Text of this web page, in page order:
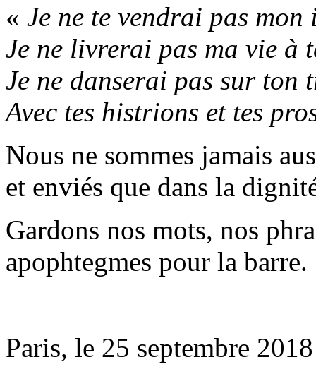
« Je ne te vendrai pas mon
Je ne livrerai pas ma vie à
Je ne danserai pas sur ton
Avec tes histrions et tes
Nous ne sommes jamais
et enviés que dans la
Gardons nos mots, nos
apophtegmes pour la barre.
Paris, le 25 septembre 2018